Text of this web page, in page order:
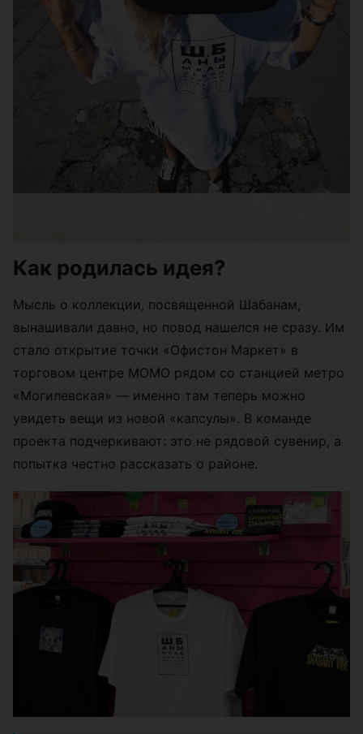
Как родилась идея?
Мысль о коллекции, посвященной Шабанам,
вынашивали давно, но повод нашелся не сразу. Им
стало открытие точки «Офистон Маркет» в
торговом центре МОМО рядом со станцией метро
«Могилевская» — именно там теперь можно
увидеть вещи из новой «капсулы». В команде
проекта подчеркивают: это не рядовой сувенир, а
попытка честно рассказать о районе.